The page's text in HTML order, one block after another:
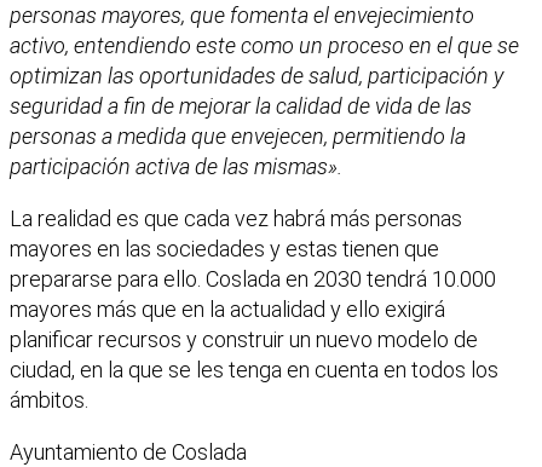
personas mayores, que fomenta el envejecimiento
activo, entendiendo este como un proceso en el que se
optimizan las oportunidades de salud, participación y
seguridad a fin de mejorar la calidad de vida de las
personas a medida que envejecen, permitiendo la
participación activa de las mismas».
La realidad es que cada vez habrá más personas
mayores en las sociedades y estas tienen que
prepararse para ello. Coslada en 2030 tendrá 10.000
mayores más que en la actualidad y ello exigirá
planificar recursos y construir un nuevo modelo de
ciudad, en la que se les tenga en cuenta en todos los
ámbitos.
Ayuntamiento de Coslada